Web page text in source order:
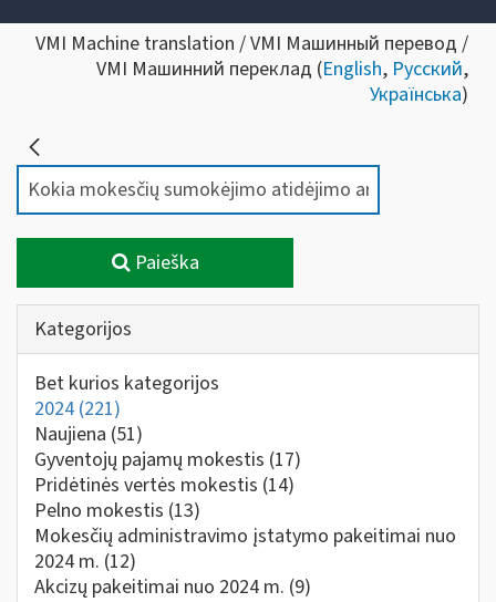
VMI Machine translation / VMI Машинный перевод /
VMI Машинний переклад (English, Русский,
Українська)
Paieška
Kategorijos
Bet kurios kategorijos
2024 (221)
Naujiena (51)
Gyventojų pajamų mokestis (17)
Pridėtinės vertės mokestis (14)
Pelno mokestis (13)
Mokesčių administravimo įstatymo pakeitimai nuo
2024 m. (12)
Akcizų pakeitimai nuo 2024 m. (9)